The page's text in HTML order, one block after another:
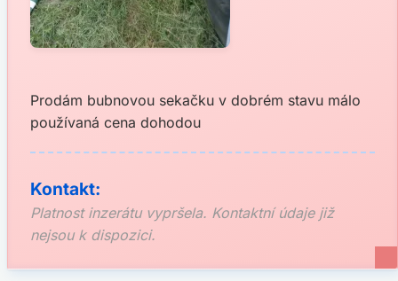
Prodám bubnovou sekačku v dobrém stavu málo
používaná cena dohodou
Kontakt:
Platnost inzerátu vypršela. Kontaktní údaje již
nejsou k dispozici.